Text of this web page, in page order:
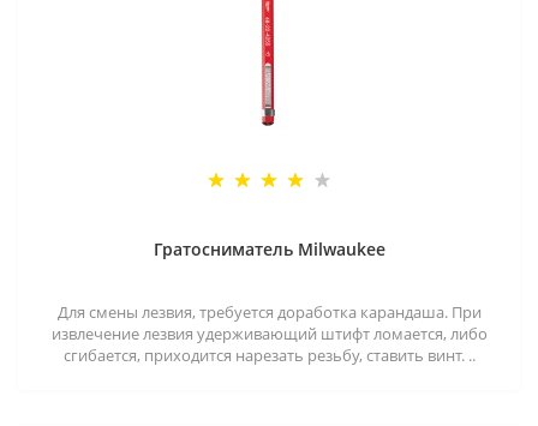
Гратосниматель Milwaukee
Для смены лезвия, требуется доработка карандаша. При
извлечение лезвия удерживающий штифт ломается, либо
сгибается, приходится нарезать резьбу, ставить винт. ..